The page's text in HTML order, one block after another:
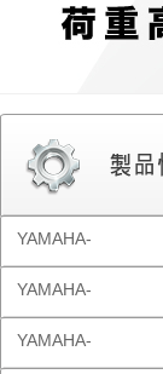
YAMAHA-
YAMAHA-
YAMAHA-